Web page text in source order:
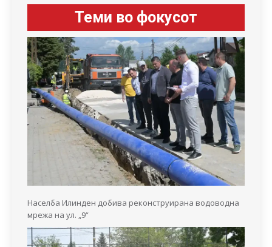
Теми во фокусот
Населба Илинден добива реконструирана водоводна
мрежа на ул. „9“